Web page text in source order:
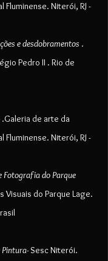
Fluminense. Niterói, RJ -
e desdobramentos .
Pedro II . Rio de
.Galeria de arte da
Fluminense. Niterói, RJ -
Fotografia do Parque
Visuais do Parque Lage.
Pintura- Sesc Niterói.